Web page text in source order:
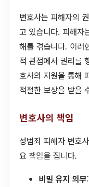
변호사는 피해자의
고 있습니다. 피해자
해를 겪습니다. 이러
적 관점에서 권리를
호사의 지원을 통해
적절한 보상을 받을
변호사의 책임
성범죄 피해자 변호
요 책임을 집니다.
비밀 유지 의무